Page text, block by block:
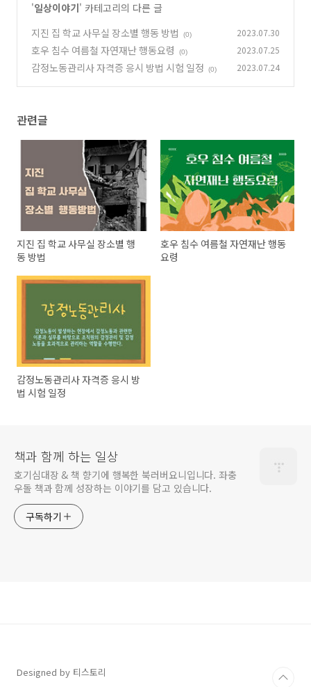
'일상이야기' 카테고리의 다른 글
지진 집 학교 사무실 장소별 행동 방법
(0) 2023.07.30
호우 침수 여름철 자연재난 행동요령 (0) 2023.07.25
감정노동관리사 자격증 응시 방법 시험 일정 (0) 2023.07.24
관련글
지진 집 학교 사무실 장소별 행
동 방법
호우 침수 여름철 자연재난 행동
요령
감정노동관리사 자격증 응시 방
법 시험 일정
책과 함께 하는 일상
호기심대장 & 책 향기에 행복한 북러버요니입니다. 좌충
우돌 책과 함께 성장하는 이야기를 담고 있습니다.
구독하기
Designed by 티스토리